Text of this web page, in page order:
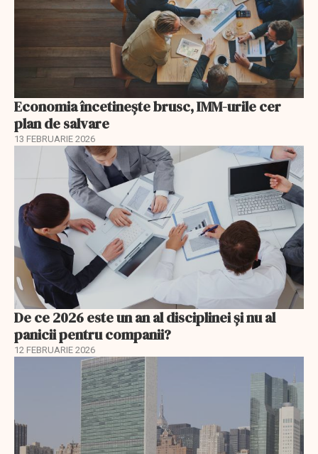
Economia încetinește brusc, IMM-urile cer
plan de salvare
13 FEBRUARIE 2026
De ce 2026 este un an al disciplinei și nu al
panicii pentru companii?
12 FEBRUARIE 2026